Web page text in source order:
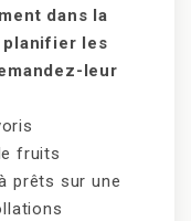
dans la
planifier les
leur
fruits
prêts sur une